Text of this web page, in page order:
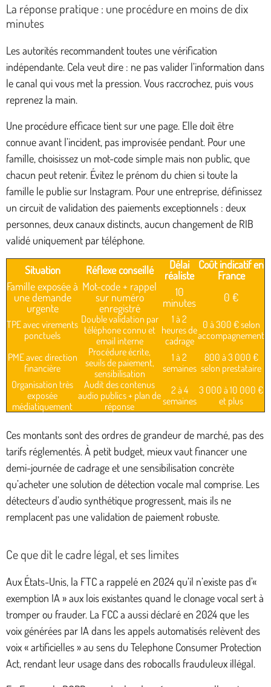
La réponse pratique : une procédure en moins de dix
minutes
Les autorités recommandent toutes une vérification
indépendante. Cela veut dire : ne pas valider l’information dans
le canal qui vous met la pression. Vous raccrochez, puis vous
reprenez la main.
Une procédure efficace tient sur une page. Elle doit être
connue avant l’incident, pas improvisée pendant. Pour une
famille, choisissez un mot-code simple mais non public, que
chacun peut retenir. Évitez le prénom du chien si toute la
famille le publie sur Instagram. Pour une entreprise, définissez
un circuit de validation des paiements exceptionnels : deux
personnes, deux canaux distincts, aucun changement de RIB
validé uniquement par téléphone.
Situation Réflexe conseillé
Délai
réaliste
Coût indicatif en
France
Famille exposée à
une demande
urgente
Mot-code + rappel
sur numéro
enregistré
10
minutes
0 €
TPE avec virements
ponctuels
Double validation par
téléphone connu et
email interne
1 à 2
heures de
cadrage
0 à 300 € selon
accompagnement
PME avec direction
financière
Procédure écrite,
seuils de paiement,
sensibilisation
1 à 2
semaines
800 à 3 000 €
selon prestataire
Organisation très
exposée
médiatiquement
Audit des contenus
audio publics + plan de
réponse
2 à 4
semaines
3 000 à 10 000 €
et plus
Ces montants sont des ordres de grandeur de marché, pas des
tarifs réglementés. À petit budget, mieux vaut financer une
demi-journée de cadrage et une sensibilisation concrète
qu’acheter une solution de détection vocale mal comprise. Les
détecteurs d’audio synthétique progressent, mais ils ne
remplacent pas une validation de paiement robuste.
Ce que dit le cadre légal, et ses limites
Aux États-Unis, la FTC a rappelé en 2024 qu’il n’existe pas d’«
exemption IA » aux lois existantes quand le clonage vocal sert à
tromper ou frauder. La FCC a aussi déclaré en 2024 que les
voix générées par IA dans les appels automatisés relèvent des
voix « artificielles » au sens du Telephone Consumer Protection
Act, rendant leur usage dans des robocalls frauduleux illégal.